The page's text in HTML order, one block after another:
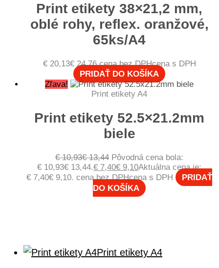
Print etikety A4
Print etikety 38×21,2 mm,
oblé rohy, reflex. oranžové,
65ks/A4
€20,13€24,76 cena bez DPHcena s DPH
PRIDAŤ DO KOŠÍKA
Zľava!
Print etikety A4
Print etikety 52.5×21.2mm
biele
€10,93€13,44 Pôvodná cena bola:
€ 10,93€ 13,44.€ 7,40€ 9,10Aktuálna cena je:
€ 7,40€ 9,10. cena bez DPHcena s DPH
PRIDAŤ
DO KOŠÍKA